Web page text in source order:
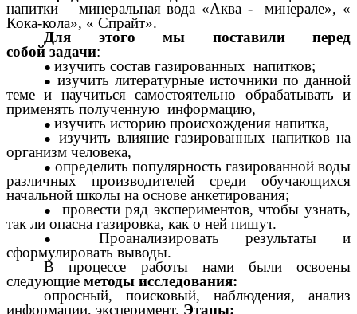
напитки – минеральная вода «Аква - минерале», «
Кока-кола», « Спрайт».
Для этого мы поставили перед
собой задачи:
изучить состав газированных напитков;
изучить литературные источники по данной
теме и научиться самостоятельно обрабатывать и
применять полученную информацию,
изучить историю происхождения напитка,
изучить влияние газированных напитков на
организм человека,
определить популярность газированной воды
различных производителей среди обучающихся
начальной школы на основе анкетирования;
провести ряд экспериментов, чтобы узнать,
так ли опасна газировка, как о ней пишут.
Проанализировать результаты и
сформулировать выводы.
В процессе работы нами были освоены
следующие методы исследования:
опросный, поисковый, наблюдения, анализ
информации, эксперимент. Этапы: